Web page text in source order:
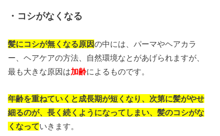
・コシがなくなる
髪にコシが無くなる原因の中には、パーマやヘアカラ
ー、ヘアケアの方法、自然環境なとがあげられますが、
最も大きな原因は加齢によるものです。
年齢を重ねていくと成長期が短くなり、次第に髪がやせ
細るのが、長く続くようになってしまい、髪のコシがな
くなっていきます。